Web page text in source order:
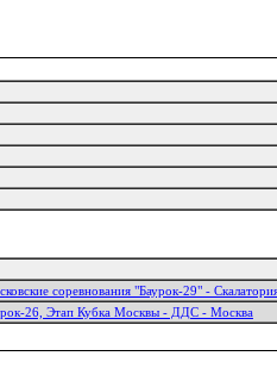
соревнования "Баурок-29" -
26, Этап Кубка Москвы - ДДС - Москва